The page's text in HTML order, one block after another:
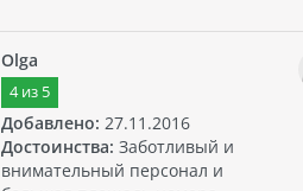
Olga
4из 5
Добавлено: 27.11.2016
Достоинства: Заботливый и
внимательный персонал и